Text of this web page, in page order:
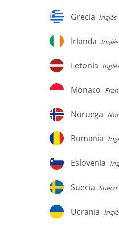
Grecia
Grecia Inglés
Irlanda
Irlanda Inglés
Letonia
Letonia Inglés
Mónaco
Mónaco
Noruega
Noruega
Rumania
Rumania
Eslovenia
Eslovenia
Suecia
Suecia Sueco
Ucrania
Ucrania